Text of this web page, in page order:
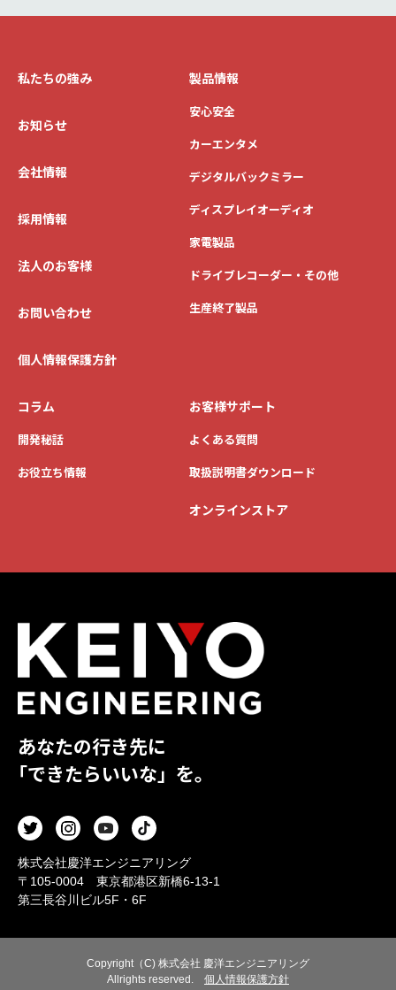
私たちの強み
お知らせ
会社情報
採用情報
法人のお客様
お問い合わせ
個人情報保護方針
製品情報
安心安全
カーエンタメ
デジタルバックミラー
ディスプレイオーディオ
家電製品
ドライブレコーダー・その他
生産終了製品
コラム
開発秘話
お役立ち情報
お客様サポート
よくある質問
取扱説明書ダウンロード
オンラインストア
あなたの行き先に
「できたらいいな」を。
株式会社慶洋エンジニアリング
〒105-0004 東京都港区新橋6-13-1
第三長谷川ビル5F・6F
Copyright（C) 株式会社 慶洋エンジニアリング
Allrights reserved.
個人情報保護方針